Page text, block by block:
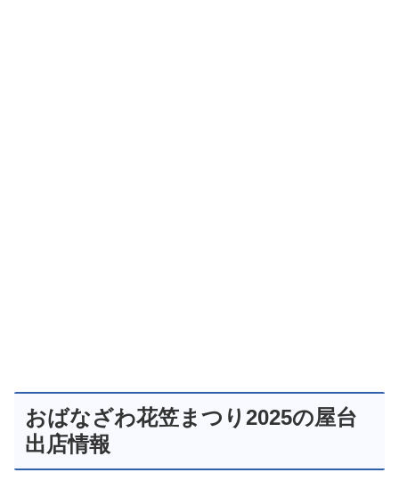
おばなざわ花笠まつり2025の屋台
出店情報